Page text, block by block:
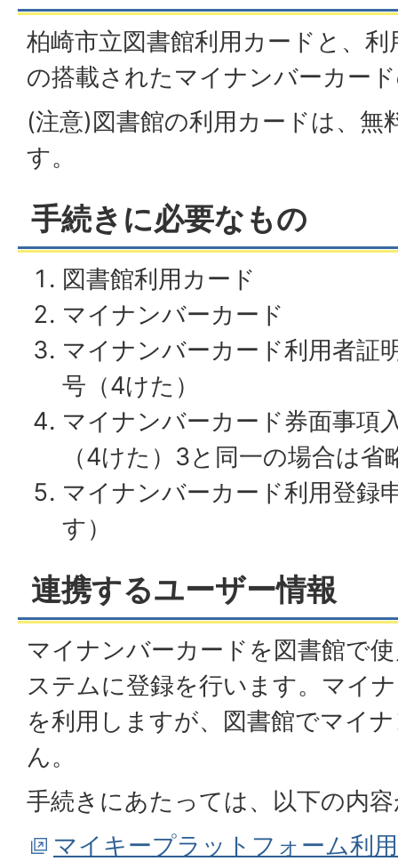
柏崎市立図書館利用カードと、
の搭載されたマイナンバーカー
(注意)図書館の利用カードは、無
す。
手続きに必要なもの
図書館利用カード
マイナンバーカード
マイナンバーカード利用者証
号（4けた）
マイナンバーカード券面事項
（4けた）3と同一の場合は省
マイナンバーカード利用登録
す）
連携するユーザー情報
マイナンバーカードを図書館で
ステムに登録を行います。マイ
を利用しますが、図書館でマイ
ん。
手続きにあたっては、以下の内
マイキープラットフォーム利